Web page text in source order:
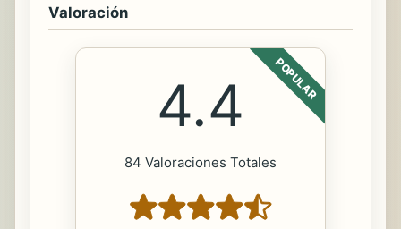
Valoración
POPULAR
4.4
84 Valoraciones Totales